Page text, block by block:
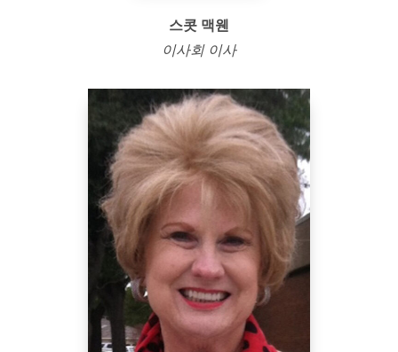
스콧 맥웬
이사회 이사